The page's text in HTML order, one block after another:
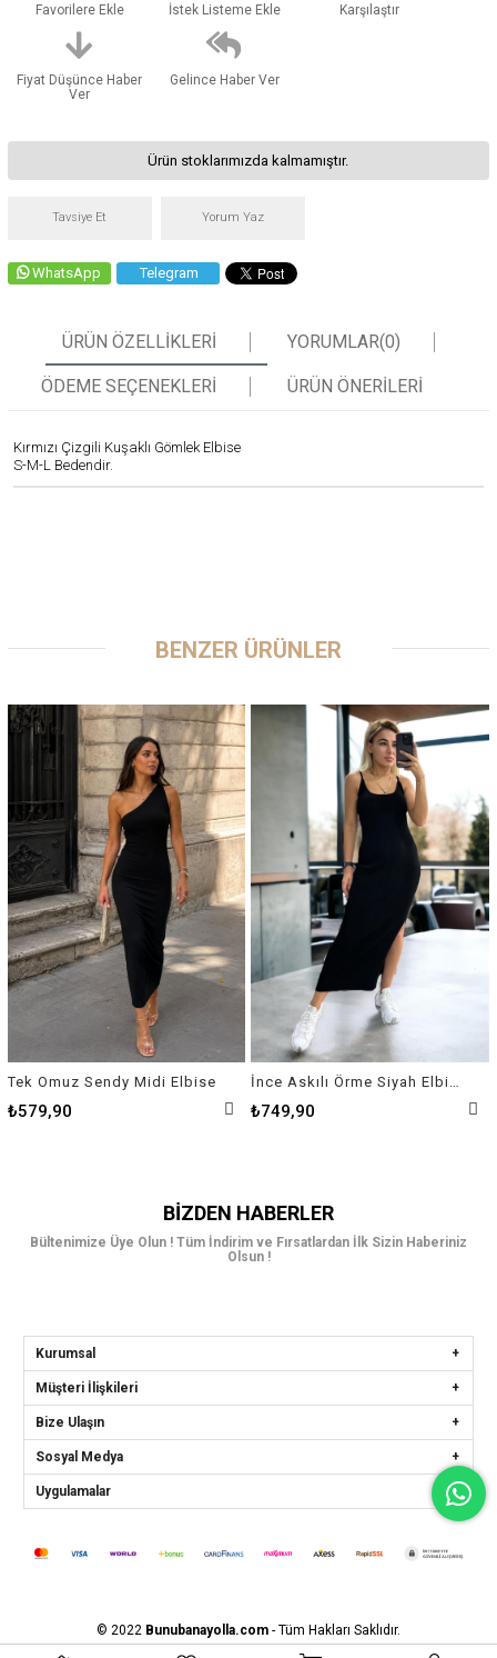
Favorilere Ekle İstek Listeme Ekle Karşılaştır
Fiyat Düşünce Haber
Ver
Gelince Haber Ver
Ürün stoklarımızda kalmamıştır.
Tavsiye Et Yorum Yaz
WhatsApp Telegram
ÜRÜN ÖZELLIKLERI YORUMLAR(0)
ÖDEME SEÇENEKLERI ÜRÜN ÖNERILERI
Kırmızı Çizgili Kuşaklı Gömlek Elbise
S-M-L Bedendir.
BENZER ÜRÜNLER
Tek Omuz Sendy Midi Elbise
₺579,90 ₺749,90
BIZDEN HABERLER
Bültenimize Üye Olun ! Tüm İndirim ve Fırsatlardan İlk Sizin Haberiniz
Olsun !
Kurumsal
Müşteri İlişkileri
Bize Ulaşın
Sosyal Medya
Uygulamalar
© 2022 Bunubanayolla.com- Tüm Hakları Saklıdır.